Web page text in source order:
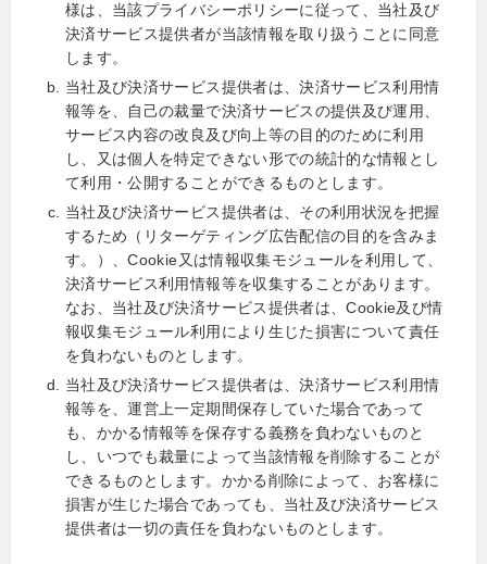
様は、当該プライバシーポリシーに従って、当社及び
決済サービス提供者が当該情報を取り扱うことに同意
します。
当社及び決済サービス提供者は、決済サービス利用情
報等を、自己の裁量で決済サービスの提供及び運用、
サービス内容の改良及び向上等の目的のために利用
し、又は個人を特定できない形での統計的な情報とし
て利用・公開することができるものとします。
当社及び決済サービス提供者は、その利用状況を把握
するため（リターゲティング広告配信の目的を含みま
す。）、Cookie又は情報収集モジュールを利用して、
決済サービス利用情報等を収集することがあります。
なお、当社及び決済サービス提供者は、Cookie及び情
報収集モジュール利用により生じた損害について責任
を負わないものとします。
当社及び決済サービス提供者は、決済サービス利用情
報等を、運営上一定期間保存していた場合であって
も、かかる情報等を保存する義務を負わないものと
し、いつでも裁量によって当該情報を削除することが
できるものとします。かかる削除によって、お客様に
損害が生じた場合であっても、当社及び決済サービス
提供者は一切の責任を負わないものとします。